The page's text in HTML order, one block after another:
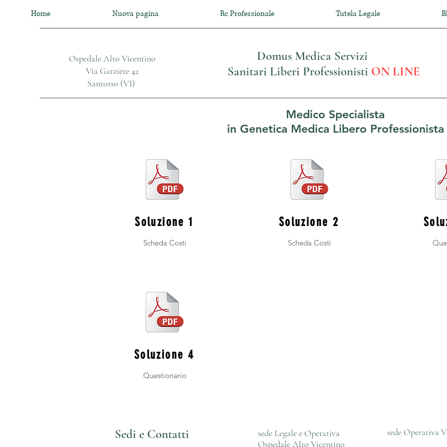
Home Nuova pagina Rc Professionale Tutela Legale
Ospedale Alto Vicentino
Via Garziere 42
Santorso (VI)
Domus Medica Servizi
Sanitari Liberi Professionisti ON LINE
Medico Specialista
in Genetica Medica Libero Professionista
Soluzione 1
Scheda Costi
Soluzione 4
Questionario
Soluzione 2
Scheda Costi
Sedi e Contatti
sede Legale e Operativa
Ospedale Alto Vicentino
sede Operativa